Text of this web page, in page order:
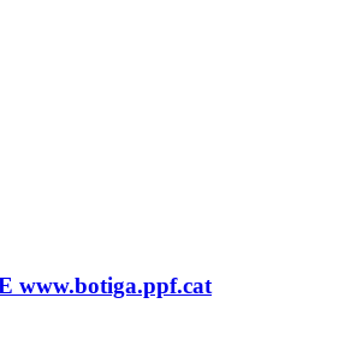
www.botiga.ppf.cat